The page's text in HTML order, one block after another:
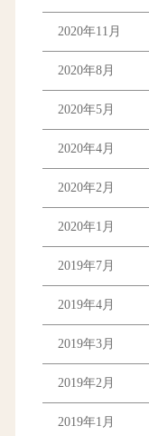
2020年11月
2020年8月
2020年5月
2020年4月
2020年2月
2020年1月
2019年7月
2019年4月
2019年3月
2019年2月
2019年1月